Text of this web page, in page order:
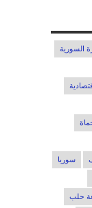
السورية
سوريا
حلب